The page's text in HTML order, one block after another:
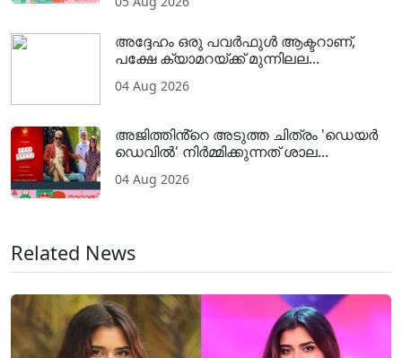
അദ്ദേഹം ഒരു പവര്‍ഫുള്‍ ആക്ടറാണ്,
പക്ഷേ ക്യാമറയ്ക്ക് മുന്നിലല...
04 Aug 2026
അജിത്തിൻ്റെ അടുത്ത ചിത്രം 'ഡെയർ
ഡെവിൽ' നിർമ്മിക്കുന്നത് ശാല...
04 Aug 2026
Related News